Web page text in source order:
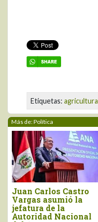
Etiquetas: agricultura
Más de: Política
Vinelli:
para
el Estado y
el Fenómeno